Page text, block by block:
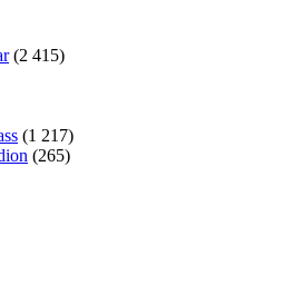
(2 415)
(1 217)
(265)